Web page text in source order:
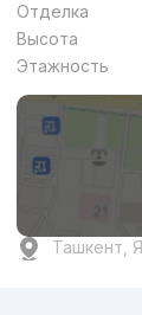
Отделка
Высота
Этажность
Ташкент,